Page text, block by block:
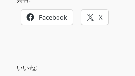
Facebook X
いいね: